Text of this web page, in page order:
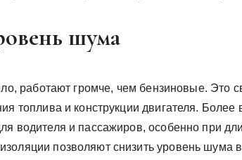
шума
работают громче, чем бензиновые. Это
топлива и конструкции двигателя. Более
водителя и пассажиров, особенно при
позволяют снизить уровень шума